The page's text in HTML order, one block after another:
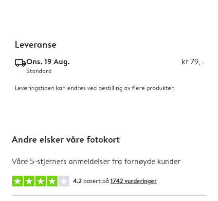
Leveranse
delivery_standard_v2Ons. 19 Aug. kr 79,-
Standard
Leveringstiden kan endres ved bestilling av flere produkter.
Andre elsker våre fotokort
Våre 5-stjerners anmeldelser fra fornøyde kunder
4.2 basert på 1742 vurderinger